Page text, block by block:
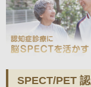
SPECT/PET